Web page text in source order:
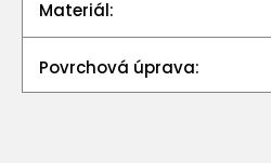
Materiál:
Povrchová úprava: